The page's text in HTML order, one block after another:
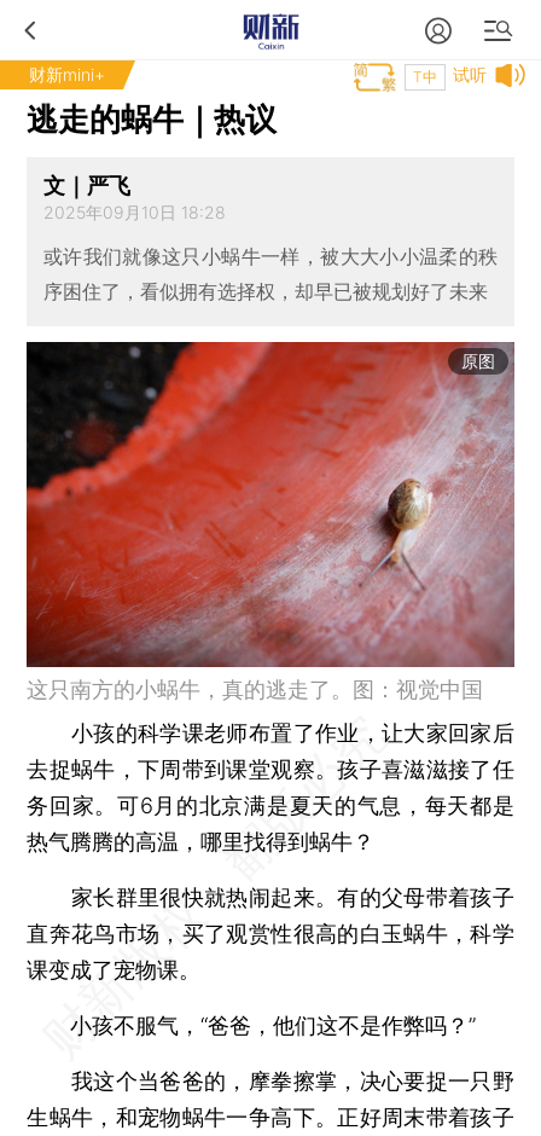
财新mini+ 试听
T中
逃走的蜗牛｜热议
文｜严飞
2025年09月10日 18:28
或许我们就像这只小蜗牛一样，被大大小小温柔的秩
序困住了，看似拥有选择权，却早已被规划好了未来
原图
这只南方的小蜗牛，真的逃走了。图：视觉中国
小孩的科学课老师布置了作业，让大家回家后
去捉蜗牛，下周带到课堂观察。孩子喜滋滋接了任
务回家。可6月的北京满是夏天的气息，每天都是
热气腾腾的高温，哪里找得到蜗牛？
家长群里很快就热闹起来。有的父母带着孩子
直奔花鸟市场，买了观赏性很高的白玉蜗牛，科学
课变成了宠物课。
小孩不服气，“爸爸，他们这不是作弊吗？”
我这个当爸爸的，摩拳擦掌，决心要捉一只野
生蜗牛，和宠物蜗牛一争高下。正好周末带着孩子